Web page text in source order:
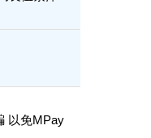
以免MPay